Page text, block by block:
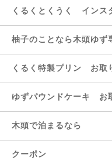
くるくとくうく インス
柚子のことなら木頭ゆず
くるく特製プリン お取
ゆずパウンドケーキ お
木頭で泊まるなら
クーポン